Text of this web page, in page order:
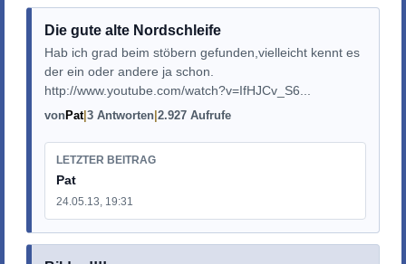
Die gute alte Nordschleife
Hab ich grad beim stöbern gefunden,vielleicht kennt es
der ein oder andere ja schon.
http://www.youtube.com/watch?v=IfHJCv_S6...
vonPat 3 Antworten 2.927 Aufrufe
LETZTER BEITRAG
Pat
24.05.13, 19:31